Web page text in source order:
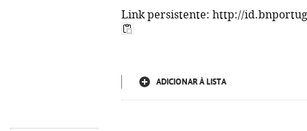
Link persistente: http://
ADICIONAR À LISTA